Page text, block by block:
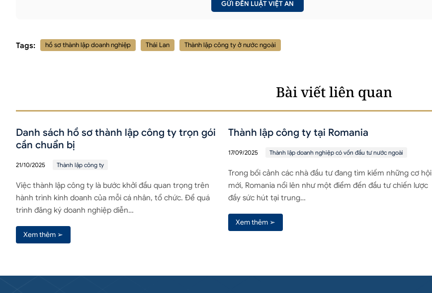
Tags: hồ sơ thành lập doanh nghiệp Thái Lan Thành lập công ty ở nước ngoài
Bài viết liên quan
Danh sách hồ sơ thành lập công ty trọn gói
cần chuẩn bị
21/10/2025 Thành lập công ty
Việc thành lập công ty là bước khởi đầu quan trọng trên
hành trình kinh doanh của mỗi cá nhân, tổ chức. Để quá
trình đăng ký doanh nghiệp diễn…
Xem thêm ➢
Thành lập công ty tại Romania
17/09/2025 Thành lập doanh nghiệp có vốn đầu tư nước ngoài
Trong bối cảnh các nhà đầu tư đang tìm kiếm những cơ hội
mới, Romania nổi lên như một điểm đến đầu tư chiến lược
đầy sức hút tại trung…
Xem thêm ➢